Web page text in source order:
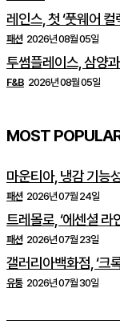
레인스, 첫 ‘풋웨어
패션 2026년 08월 05일
투썸플레이스, 삼양
F&B 2026년 08월 05일
MOST
마운티아, 냉감 기능
패션 2026년 07월 24일
트레몰로, ‘에센셜
패션 2026년 07월 23일
갤러리아백화점, ‘크
유통 2026년 07월 30일